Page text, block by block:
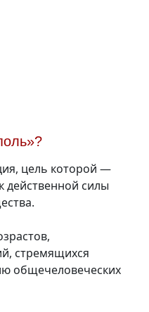
цель которой —
действенной силы
стремящихся
общечеловеческих